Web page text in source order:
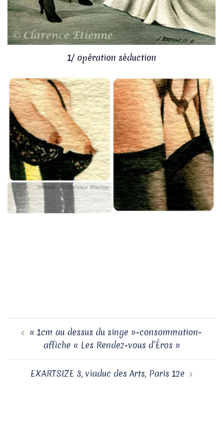
1/ opération séduction
Navigation
d’article
« 1cm au dessus du singe »-consommation-
affiche « Les Rendez-vous d’Éros »
EXARTSIZE 3, viaduc des Arts, Paris 12e